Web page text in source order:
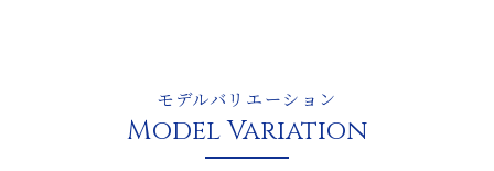
モデルバリエーション
Model Variation